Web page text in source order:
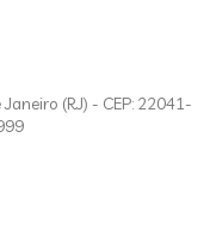
(RJ) - CEP: 22041-